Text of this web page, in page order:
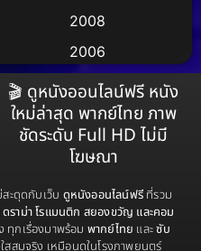
ร้างจากเรื่องจริง(3)
เรื่องจริง(38)
เรื่องจริง(73)
(16)
(1)
2008
2006
2004
2002
2000
1996
1994
🎬 ดูหนังออนไลน์ฟรี หนัง
ใหม่ล่าสุด พากย์ไทย ภาพ
ชัดระดับ Full HD ไม่มี
โฆษณา
ะดุดกับเว็บ ดูหนังออนไลน์ฟรีที่รวม
ราม่า โรแมนติก สยองขวัญ และคอม
ทุกเรื่องมาพร้อม พากย์ไทย และซับ
สสมจริง เหมือนดูในโรงภาพยนตร์